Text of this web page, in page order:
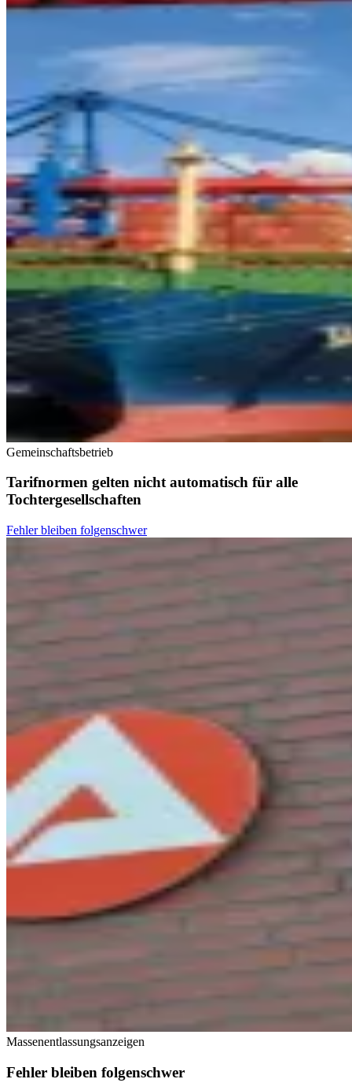
Gemeinschaftsbetrieb
Tarifnormen gelten nicht automatisch für alle
Tochtergesellschaften
Fehler bleiben folgenschwer
Massenentlassungsanzeigen
Fehler bleiben folgenschwer